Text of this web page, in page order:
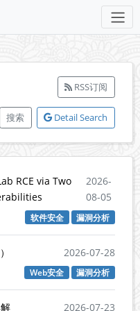
RSS订阅
搜索 Detail Search
RCE via Two
2026-
08-05
软件安全 漏洞分析
2026-07-28
Web安全 漏洞分析
2026-07-23